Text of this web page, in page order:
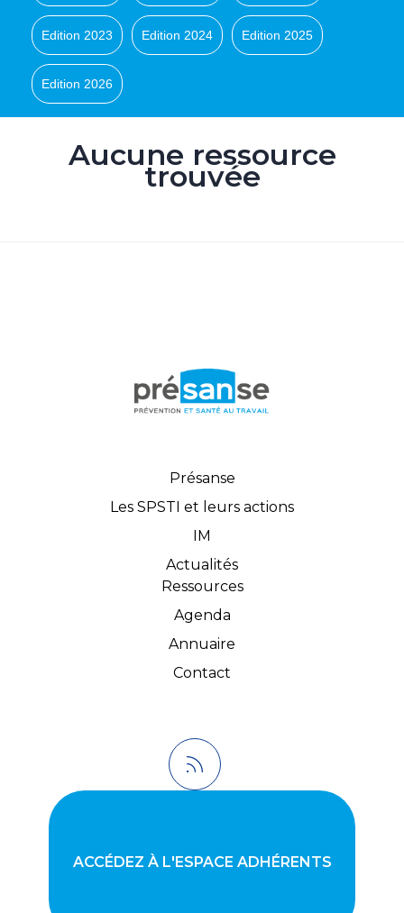
Edition 2023 Edition 2024 Edition 2025
Edition 2026
Aucune ressource
trouvée
Présanse
Les SPSTI et leurs actions
IM
Actualités
Ressources
Agenda
Annuaire
Contact
ACCÉDEZ À L'ESPACE ADHÉRENTS